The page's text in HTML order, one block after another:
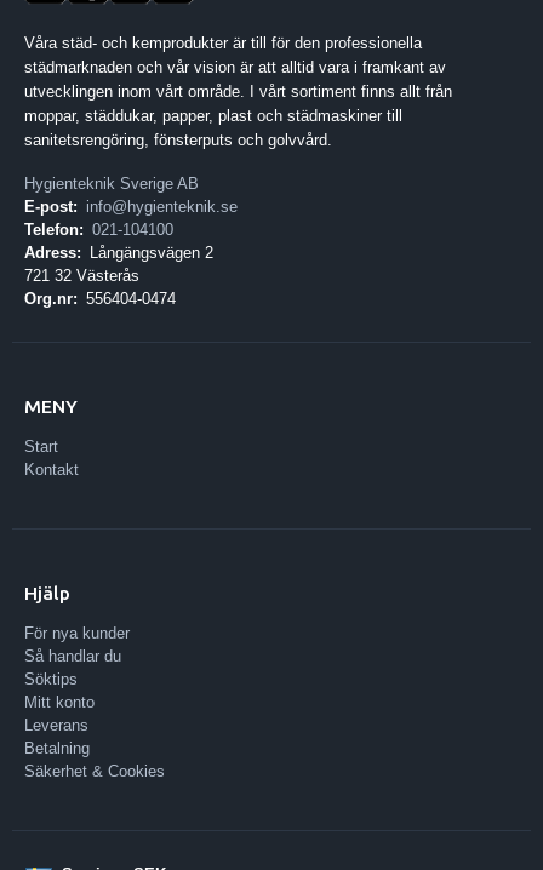
Våra städ- och kemprodukter är till för den professionella
städmarknaden och vår vision är att alltid vara i framkant av
utvecklingen inom vårt område. I vårt sortiment finns allt från
moppar, städdukar, papper, plast och städmaskiner till
sanitetsrengöring, fönsterputs och golvvård.
Hygienteknik Sverige AB
E-post: info@hygienteknik.se
Telefon: 021-104100
Adress:
Långängsvägen 2
721 32 Västerås
Org.nr: 556404-0474
MENY
Start
Kontakt
Hjälp
För nya kunder
Så handlar du
Söktips
Mitt konto
Leverans
Betalning
Säkerhet & Cookies